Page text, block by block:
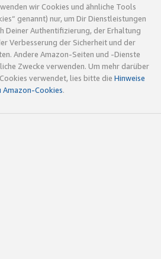
wir Cookies und ähnliche Tools
genannt) nur, um Dir Dienstleistungen
Deiner Authentifizierung, der Erhaltung
Verbesserung der Sicherheit und der
Andere Amazon-Seiten und -Dienste
Zwecke verwenden. Um mehr darüber
verwendet, lies bitte die Hinweise
Amazon-Cookies.